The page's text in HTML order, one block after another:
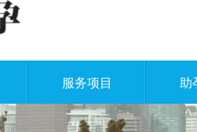
服务项目 助